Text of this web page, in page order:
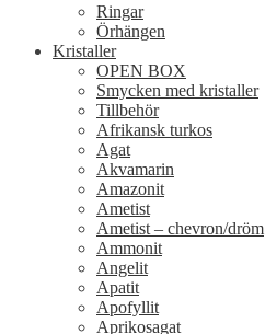
Ringar
Örhängen
Kristaller
OPEN BOX
Smycken med kristaller
Tillbehör
Afrikansk turkos
Agat
Akvamarin
Amazonit
Ametist
Ametist – chevron/dröm
Ammonit
Angelit
Apatit
Apofyllit
Aprikosagat